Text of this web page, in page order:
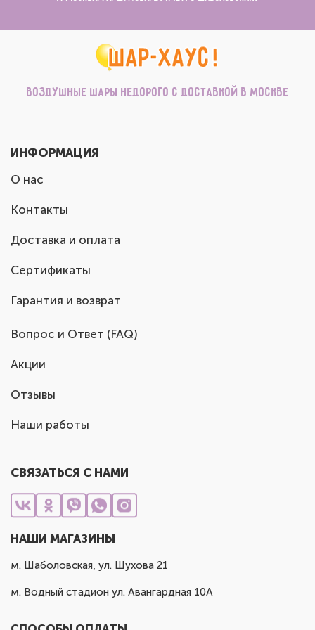
Воздушные шары недорого с доставкой в Москве
ИНФОРМАЦИЯ
О нас
Контакты
Доставка и оплата
Сертификаты
Гарантия и возврат
Вопрос и Ответ (FAQ)
Акции
Отзывы
Наши работы
СВЯЗАТЬСЯ С НАМИ
НАШИ МАГАЗИНЫ
м. Шаболовская, ул. Шухова 21
м. Водный стадион ул. Авангардная 10А